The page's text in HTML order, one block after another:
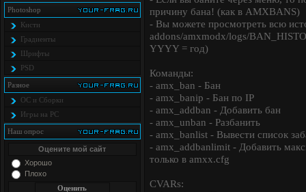
Photoshop
Кисти
Градиенты
Шрифты
PSD
Разное
ОС и Сборки
Игры на PC
Наш опрос
Оцените мой сайт
Хорошо
Плохо
причину бана! (как в AMXBANS)
- Вы можете просмотреть всю
addons/amxmodx/logs/
YYYY = год)
Команды:
- amx_ban - Бан
- amx_banip - Бан по IP
- amx_addban - Добавить бан
- amx_unban - Разбанить
- amx_banlist - Вывести список
- amx_addbanlimit - Добавить
только в amxx.cfg
CVARs: